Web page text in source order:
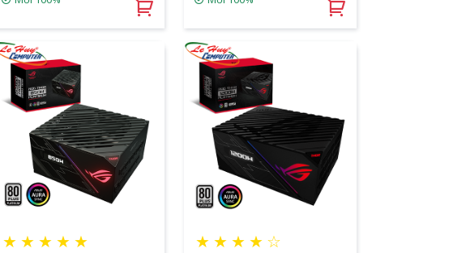
★ ★ ★ ★ ★ ★ ★ ★ ★ ☆